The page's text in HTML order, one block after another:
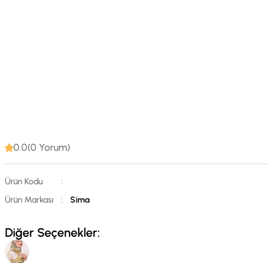
0.0(0 Yorum)
Ürün Kodu
:
Ürün Markası
: Sima
Diğer Seçenekler: